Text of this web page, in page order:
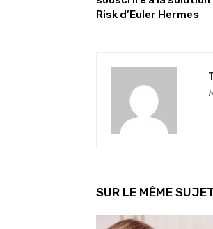
Risk d’Euler Hermes
SUR LE MÊME